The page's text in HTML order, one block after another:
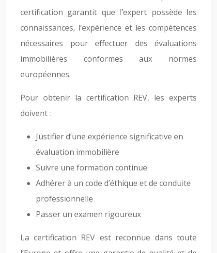
certification garantit que l’expert possède les
connaissances, l’expérience et les compétences
nécessaires pour effectuer des évaluations
immobilières conformes aux normes
européennes.
Pour obtenir la certification REV, les experts
doivent :
Justifier d’une expérience significative en
évaluation immobilière
Suivre une formation continue
Adhérer à un code d’éthique et de conduite
professionnelle
Passer un examen rigoureux
La certification REV est reconnue dans toute